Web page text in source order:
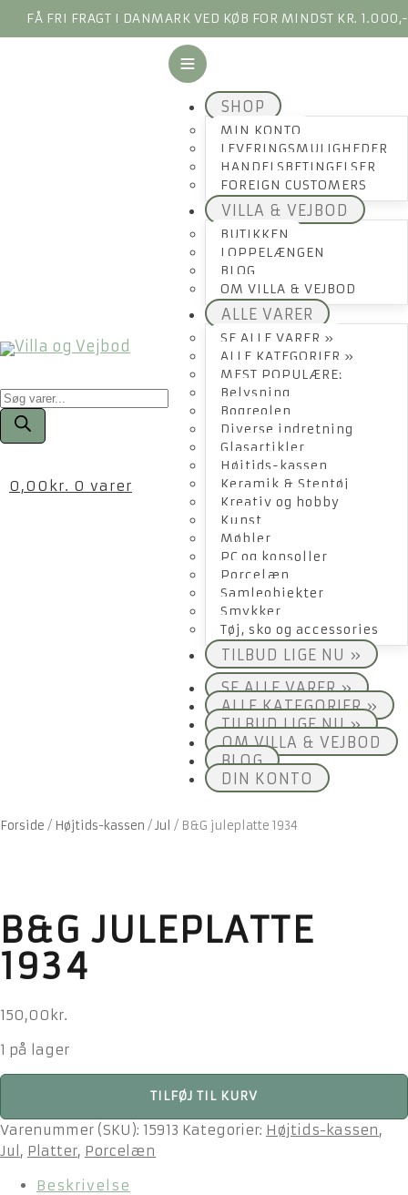
FÅ FRI FRAGT I DANMARK VED KØB FOR MINDST KR. 1.000,-
Products
search
0,00 kr. 0 varer
SHOP
MIN KONTO
LEVERINGSMULIGHEDER
HANDELSBETINGELSER
FOREIGN CUSTOMERS
VILLA & VEJBOD
BUTIKKEN
LOPPELÆNGEN
BLOG
OM VILLA & VEJBOD
ALLE VARER
SE ALLE VARER »
ALLE KATEGORIER »
MEST POPULÆRE:
Belysning
Bogreolen
Diverse indretning
Glasartikler
Højtids-kassen
Keramik & Stentøj
Kreativ og hobby
Kunst
Møbler
PC og konsoller
Porcelæn
Samleobjekter
Smykker
Tøj, sko og accessories
TILBUD LIGE NU »
SE ALLE VARER »
ALLE KATEGORIER »
TILBUD LIGE NU »
OM VILLA & VEJBOD
BLOG
DIN KONTO
Forside / Højtids-kassen /Jul / B&G juleplatte 1934
B&G JULEPLATTE
1934
150,00 kr.
1 på lager
B&G
1934
antal
TILFØJ TIL KURV
Varenummer (SKU): 15913 Kategorier: Højtids-kassen,
Jul, Platter, Porcelæn
Beskrivelse